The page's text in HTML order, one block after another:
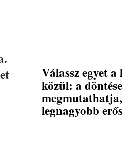
Válassz egyet
közül: a
legnagyobb